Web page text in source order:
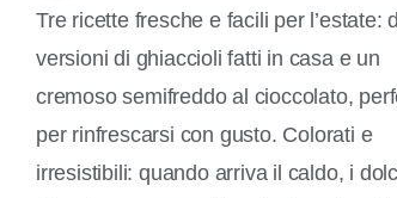
Tre ricette fresche e facili per l’estate:
versioni di ghiaccioli fatti in casa e un
cremoso semifreddo al cioccolato,
per rinfrescarsi con gusto. Colorati e
irresistibili: quando arriva il caldo, i